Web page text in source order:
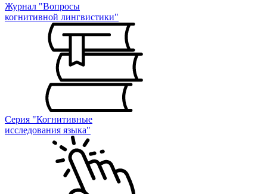
Журнал "Вопросы
когнитивной лингвистики"
Серия "Когнитивные
исследования языка"